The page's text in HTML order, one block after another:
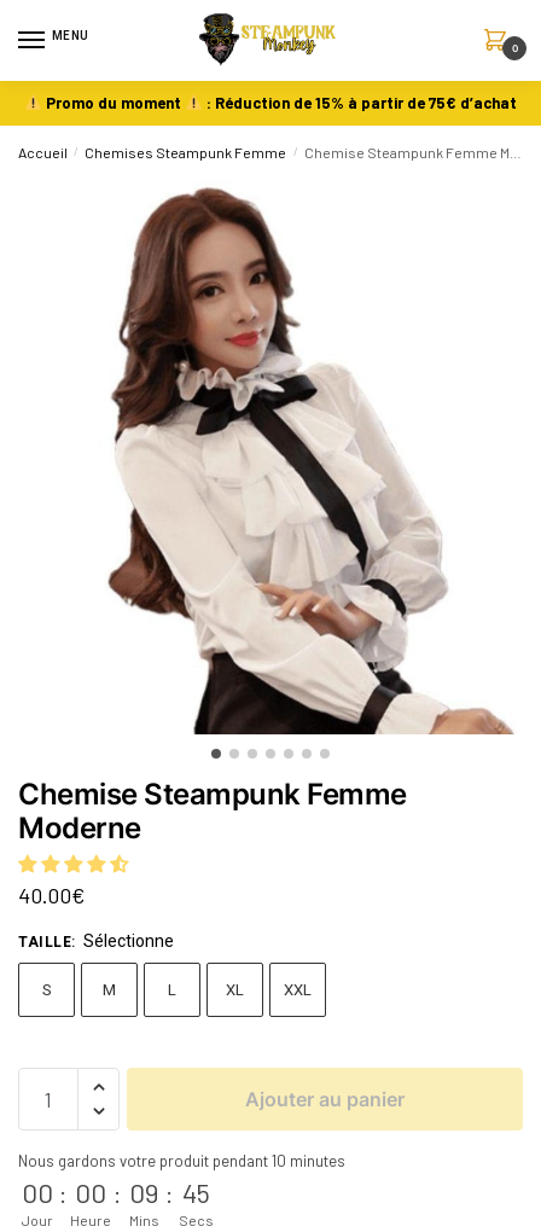
MENU
0
Promo du moment : Réduction de 15% à partir de 75€ d’achat
Accueil / Chemises Steampunk Femme / Chemise Steampunk Femme Moderne
Chemise Steampunk Femme
Moderne
40.00€
TAILLE: Sélectionne
S M L XL XXL
Ajouter au panier
Nous gardons votre produit pendant 10 minutes
00
Jour
: 00
Heure
: 09
Mins
: 44
Secs